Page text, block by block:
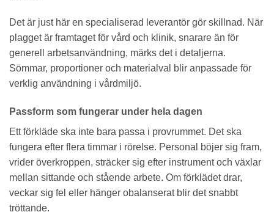
Det är just här en specialiserad leverantör gör skillnad. När
plagget är framtaget för vård och klinik, snarare än för
generell arbetsanvändning, märks det i detaljerna.
Sömmar, proportioner och materialval blir anpassade för
verklig användning i vårdmiljö.
Passform som fungerar under hela dagen
Ett förkläde ska inte bara passa i provrummet. Det ska
fungera efter flera timmar i rörelse. Personal böjer sig fram,
vrider överkroppen, sträcker sig efter instrument och växlar
mellan sittande och stående arbete. Om förklädet drar,
veckar sig fel eller hänger obalanserat blir det snabbt
tröttande.